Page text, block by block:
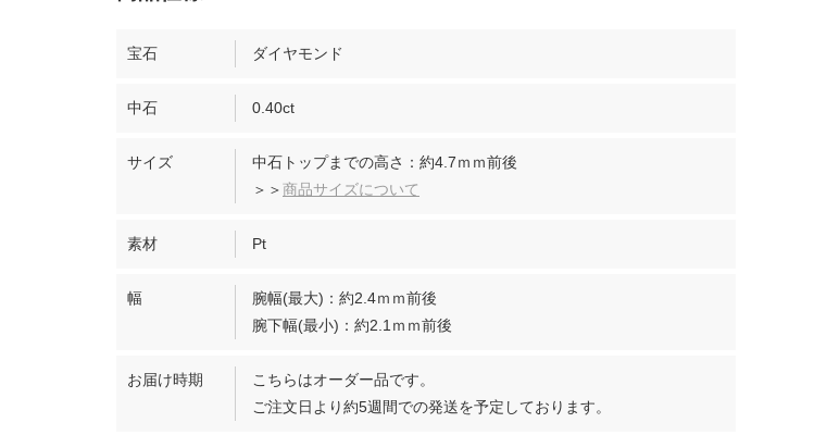
宝石 ダイヤモンド
中石 0.40ct
サイズ
中石トップまでの高さ：約4.7ｍｍ前後
＞＞商品サイズについて
素材 Pt
幅
腕幅(最大)：約2.4ｍｍ前後
腕下幅(最小)：約2.1ｍｍ前後
お届け時期
こちらはオーダー品です。
ご注文日より約5週間での発送を予定しております。